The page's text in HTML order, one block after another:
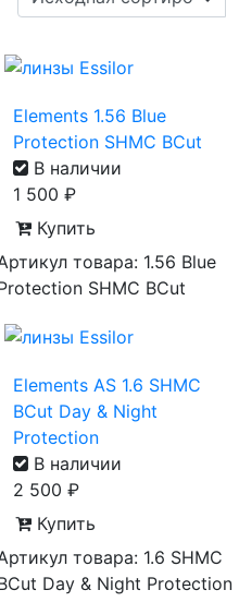
Elements 1.56 Blue
Protection SHMC BCut
В наличии
1 500 ₽
Купить
товара: 1.56 Blue
SHMC BCut
Elements AS 1.6 SHMC
BCut Day & Night
Protection
В наличии
2 500 ₽
Купить
товара: 1.6 SHMC
Day & Night Protection